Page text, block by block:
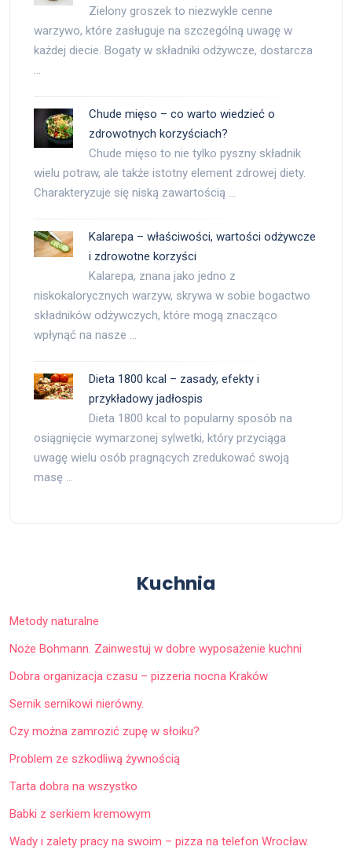
Zielony groszek to niezwykle cenne
warzywo, które zasługuje na szczególną uwagę w
każdej diecie. Bogaty w składniki odżywcze, dostarcza
…
Chude mięso – co warto wiedzieć o
zdrowotnych korzyściach?
Chude mięso to nie tylko pyszny składnik
wielu potraw, ale także istotny element zdrowej diety.
Charakteryzuje się niską zawartością …
Kalarepa – właściwości, wartości odżywcze
i zdrowotne korzyści
Kalarepa, znana jako jedno z
niskokalorycznych warzyw, skrywa w sobie bogactwo
składników odżywczych, które mogą znacząco
wpłynąć na nasze …
Dieta 1800 kcal – zasady, efekty i
przykładowy jadłospis
Dieta 1800 kcal to popularny sposób na
osiągnięcie wymarzonej sylwetki, który przyciąga
uwagę wielu osób pragnących zredukować swoją
masę …
Kuchnia
Metody naturalne
Noże Bohmann. Zainwestuj w dobre wyposażenie kuchni
Dobra organizacja czasu – pizzeria nocna Kraków
Sernik sernikowi nierówny.
Czy można zamrozić zupę w słoiku?
Problem ze szkodliwą żywnością
Tarta dobra na wszystko
Babki z serkiem kremowym
Wady i zalety pracy na swoim – pizza na telefon Wrocław.